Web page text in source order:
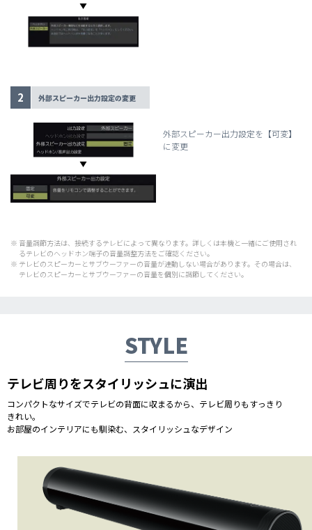
2 外部スピーカー出力設定の変更
外部スピーカー出力設定を【可変】
に変更
※ 音量調節方法は、接続するテレビによって異なります。詳しくは本機と一緒にご使用され
るテレビのヘッドホン端子の音量調整方法をご確認ください。
※ テレビのスピーカーとサブウーファーの音量が連動しない場合があります。その場合は、
テレビのスピーカーとサブウーファーの音量を個別に調節してください。
STYLE
テレビ周りをスタイリッシュに演出
コンパクトなサイズでテレビの背面に収まるから、テレビ周りもすっきり
きれい。
お部屋のインテリアにも馴染む、スタイリッシュなデザイン